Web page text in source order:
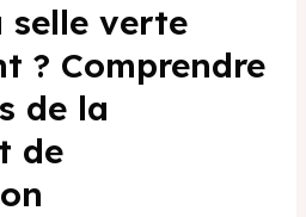
selle verte
? Comprendre
de la
de